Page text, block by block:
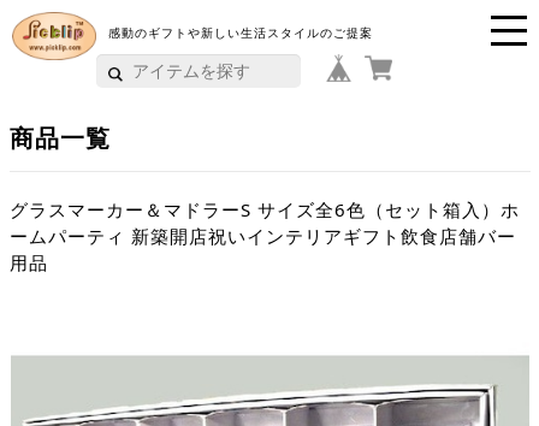
i
k
li
感動のギフトや新しい生活スタイルのご提案
商品一覧
グラスマーカー＆マドラーS サイズ全6色（セット箱入）ホ
ームパーティ 新築開店祝いインテリアギフト飲食店舗バー
用品